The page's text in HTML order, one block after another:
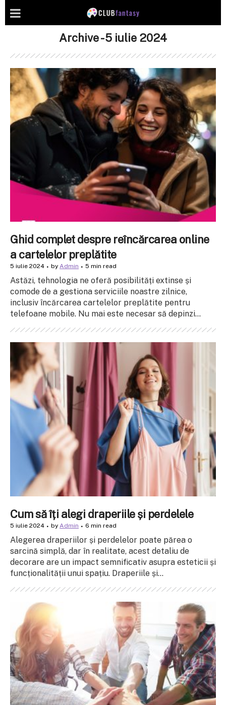
Archive - 5 iulie 2024
Ghid complet despre reîncărcarea online
a cartelelor preplătite
5 iulie 2024 by Admin 5 min read
Astăzi, tehnologia ne oferă posibilități extinse și
comode de a gestiona serviciile noastre zilnice,
inclusiv încărcarea cartelelor preplătite pentru
telefoane mobile. Nu mai este necesar să depinzi...
Cum să îți alegi draperiile și perdelele
5 iulie 2024 by Admin 6 min read
Alegerea draperiilor și perdelelor poate părea o
sarcină simplă, dar în realitate, acest detaliu de
decorare are un impact semnificativ asupra esteticii și
funcționalității unui spațiu. Draperiile și...